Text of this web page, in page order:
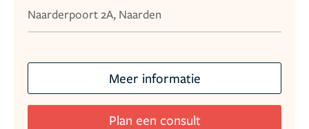
Naarderpoort 2A, Naarden
Meer informatie
Plan een consult